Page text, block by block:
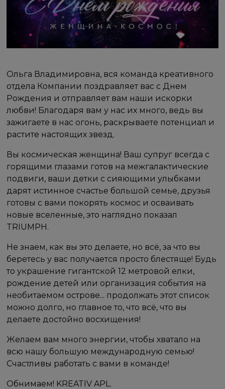
Ольга Владимировна, вся команда креативного
отдела Компании поздравляет вас с Днем
Рождения и отправляет вам наши искорки
любви! Благодаря вам у нас их много, ведь вы
зажигаете в нас огонь, раскрываете потенциал и
растите настоящих звезд.
Вы космическая женщина! Ваш супруг всегда с
горящими глазами готов на межгалактические
подвиги, ваши детки с сияющими улыбками
дарят истинное счастье большой семье, друзья
готовы с вами покорять космос и осваивать
новые вселенные, это наглядно показал
TRIUMPH.
Не знаем, как вы это делаете, но всё, за что вы
беретесь у вас получается просто блестяще! Будь
то украшение гигантской 12 метровой елки,
рождение детей или организация события на
необитаемом острове... продолжать этот список
можно долго, но главное то, что всё, что вы
делаете достойно восхищения!
Желаем вам много энергии, чтобы хватало на
всю нашу большую международную семью!
Счастливы работать с вами в команде!
Обнимаем! KREATIV APL.